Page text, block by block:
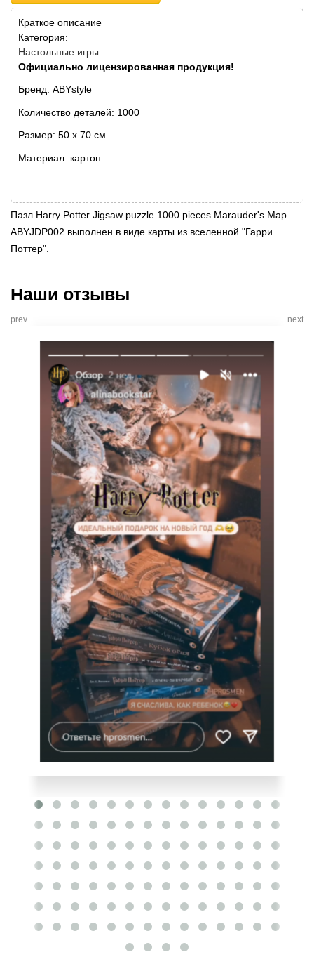
Краткое описание
Категория:
Настольные игры
Официально лицензированная продукция!
Бренд: ABYstyle
Количество деталей: 1000
Размер: 50 х 70 см
Материал: картон
Пазл Harry Potter Jigsaw puzzle 1000 pieces Marauder's Map
ABYJDP002 выполнен в виде карты из вселенной "Гарри
Поттер".
Наши отзывы
prev next